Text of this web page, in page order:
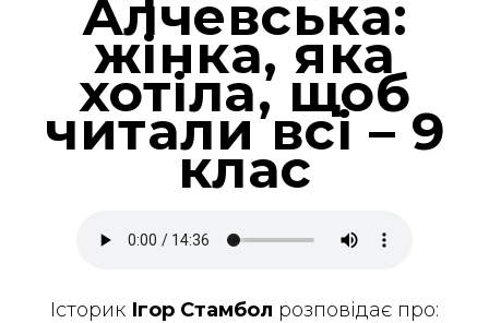
Алчевська:
жінка, яка
хотіла, щоб
читали всі – 9
клас
Історик Ігор Стамбол розповідає про: